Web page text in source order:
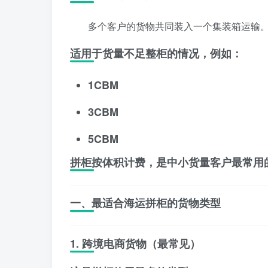
多个客户的货物共同装入一个集装箱运输。
适用于货量不足整柜的情况，例如：
1CBM
3CBM
5CBM
拼柜按体积计费，是中小货量客户最常用
一、最适合海运拼柜的货物类型
1. 跨境电商货物（最常见）